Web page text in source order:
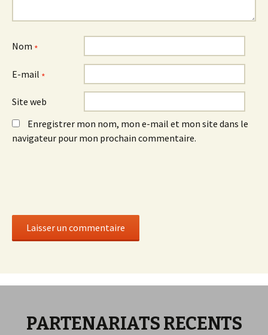
Nom *
E-mail *
Site web
Enregistrer mon nom, mon e-mail et mon site dans le
navigateur pour mon prochain commentaire.
PARTENARIATS RECENTS